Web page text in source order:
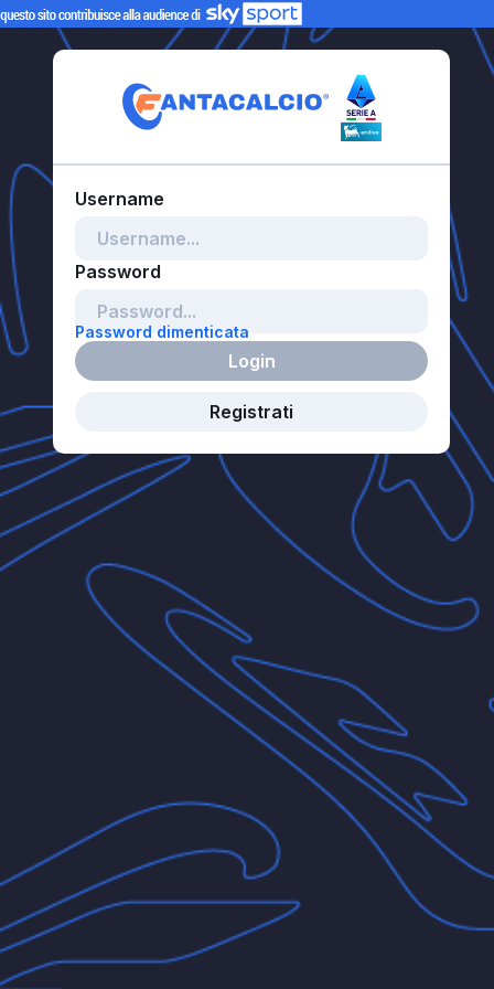
Password dimenticata
Login
Registrati